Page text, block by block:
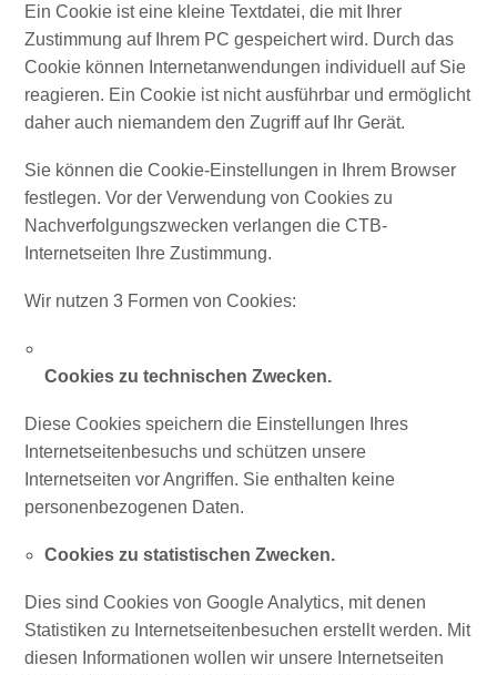
Reiseanforderungen
Curacao?
Reise-
Apps
für
Curaçao
Events
und
Heiraten
Tagungen
und
Konferenzen
Curaçao
Inselkultur
Bilder
The
Ein Cookie ist eine kleine Textdatei, die mit Ihrer
Zustimmung auf Ihrem PC gespeichert wird. Durch das
Cookie können Internetanwendungen individuell auf Sie
reagieren. Ein Cookie ist nicht ausführbar und ermöglicht
daher auch niemandem den Zugriff auf Ihr Gerät.
Sie können die Cookie-Einstellungen in Ihrem Browser
festlegen. Vor der Verwendung von Cookies zu
Nachverfolgungszwecken verlangen die CTB-
Internetseiten Ihre Zustimmung.
Wir nutzen 3 Formen von Cookies:
Cookies zu technischen Zwecken.
Diese Cookies speichern die Einstellungen Ihres
Internetseitenbesuchs und schützen unsere
Internetseiten vor Angriffen. Sie enthalten keine
personenbezogenen Daten.
Cookies zu statistischen Zwecken.
Dies sind Cookies von Google Analytics, mit denen
Statistiken zu Internetseitenbesuchen erstellt werden. Mit
diesen Informationen wollen wir unsere Internetseiten